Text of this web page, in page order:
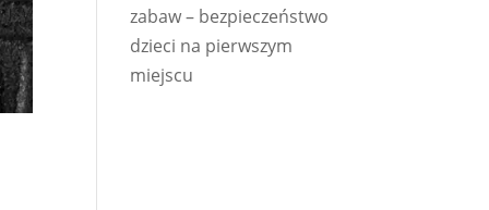
zabaw – bezpieczeństwo
dzieci na pierwszym
miejscu